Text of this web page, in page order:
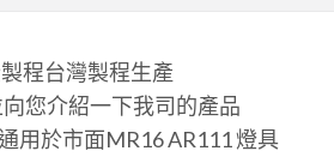
程台灣製程生產
您介紹一下我司的產品
用於市面MR16 AR111 燈具